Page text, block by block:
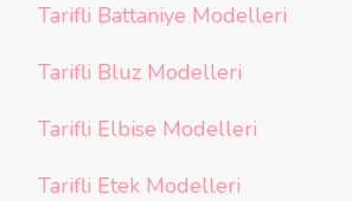
Tarifli Battaniye Modelleri
Tarifli Bluz Modelleri
Tarifli Elbise Modelleri
Tarifli Etek Modelleri